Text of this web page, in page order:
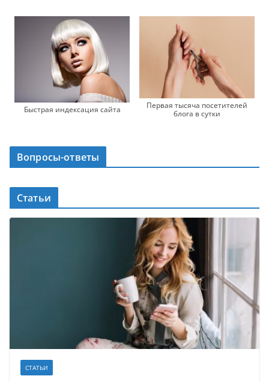
Быстрая индексация сайта
Первая тысяча посетителей
блога в сутки
Вопросы-ответы
Статьи
СТАТЬИ